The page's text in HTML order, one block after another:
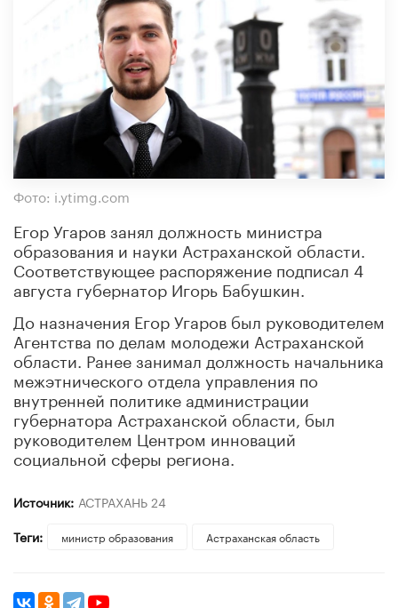
Фото: i.ytimg.com
Егор Угаров занял должность министра
образования и науки Астраханской области.
Соответствующее распоряжение подписал 4
августа губернатор Игорь Бабушкин.
До назначения Егор Угаров был руководителем
Агентства по делам молодежи Астраханской
области. Ранее занимал должность начальника
межэтнического отдела управления по
внутренней политике администрации
губернатора Астраханской области, был
руководителем Центром инноваций
социальной сферы региона.
Источник: АСТРАХАНЬ 24
Теги:
министр образования Астраханская область